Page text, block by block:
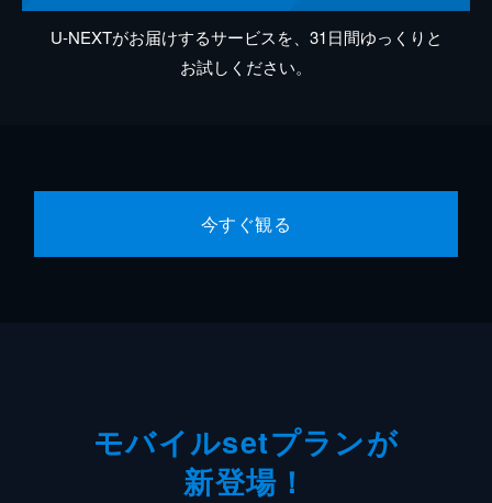
U-NEXTがお届けするサービスを、31日間ゆっくりと
お試しください。
今すぐ観る
モバイルsetプランが
新登場！